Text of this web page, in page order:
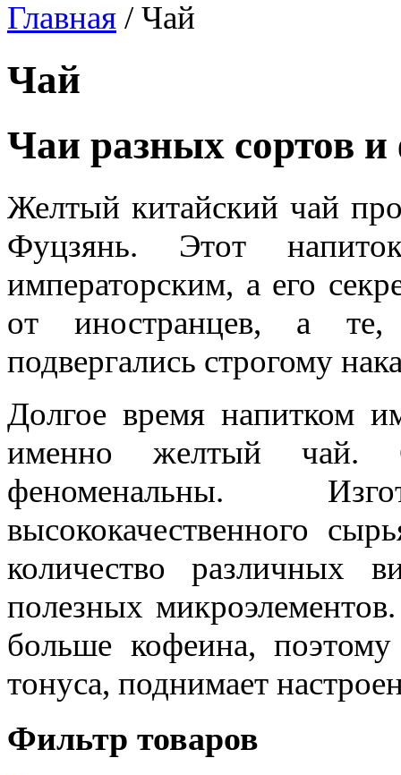
Главная /Чай
Чай
Чаи разных сортов и
Желтый китайский чай
Фуцзянь. Этот
императорским, а его
от иностранцев, а
подвергались строгому
Долгое время напитком
именно желтый чай.
феноменальны.
высококачественного
количество различных
полезных
больше кофеина,
тонуса, поднимает
Фильтр товаров